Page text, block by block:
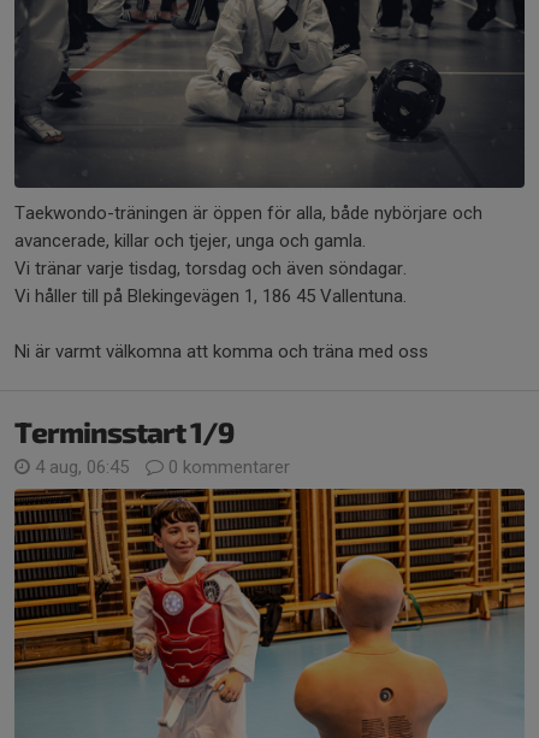
Taekwondo-träningen är öppen för alla, både nybörjare och
avancerade, killar och tjejer, unga och gamla.
Vi tränar varje tisdag, torsdag och även söndagar.
Vi håller till på Blekingevägen 1, 186 45 Vallentuna.
Ni är varmt välkomna att komma och träna med oss
Terminsstart 1/9
4 aug, 06:45 0 kommentarer